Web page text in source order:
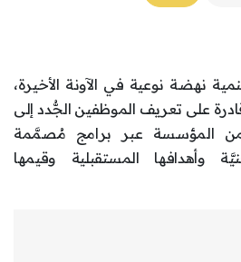
نهضة نوعية في الآونة الأخيرة،
على تعريف الموظفين الجُّدد إلى
المؤسسة عبر برامج مُصمَّمة
وأهدافها المستقبلية وقيمها